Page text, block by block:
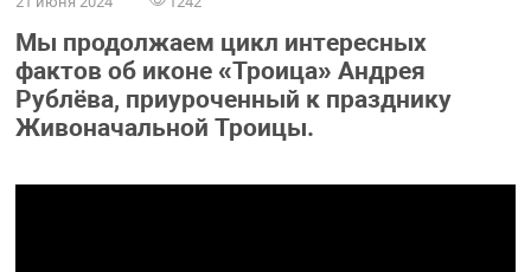
Мы продолжаем цикл интересных
фактов об иконе «Троица» Андрея
Рублёва, приуроченный к празднику
Живоначальной Троицы.